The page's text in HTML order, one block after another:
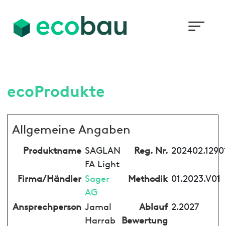
ecoProdukte
Allgemeine Angaben
Produktname SAGLAN
FA Light
Reg. Nr.
Firma/Händler Sager
AG
Methodik 01.2023.V01
Ansprechperson Jamal
Harrab
Ablauf
Bewertung
2.2027